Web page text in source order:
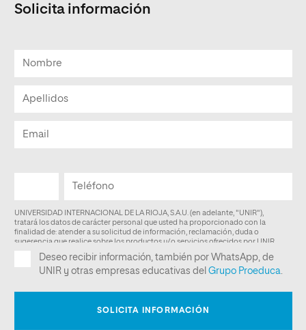
Solicita información